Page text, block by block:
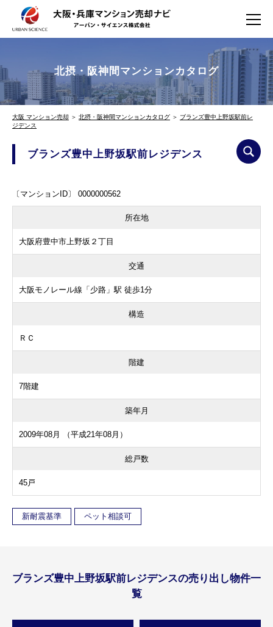
北摂・阪神間マンションカタログ
大阪 マンション売却 ＞ 北摂・阪神間マンションカタログ ＞ ブランズ豊中上野坂駅前レ
ジデンス
ブランズ豊中上野坂駅前レジデンス
〔マンションID〕 0000000562
所在地
大阪府豊中市上野坂２丁目
交通
大阪モノレール線「少路」駅 徒歩1分
構造
ＲＣ
階建
7階建
築年月
2009年08月 （平成21年08月）
総戸数
45戸
新耐震基準 ペット相談可
ブランズ豊中上野坂駅前レジデンスの売り出し物件一
覧